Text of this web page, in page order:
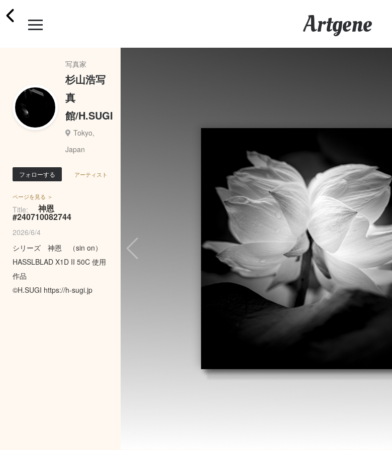
Artgene
写真家
杉山浩写
真
館/H.SUGI
Tokyo,
Japan
フォローする アーティスト
ページを見る ＞
Title: 神恩
#240710082744
2026/6/4
シリーズ 神恩 （sin on）
HASSLBLAD X1D II 50C 使用
作品
©️H.SUGI https://h-sugi.jp